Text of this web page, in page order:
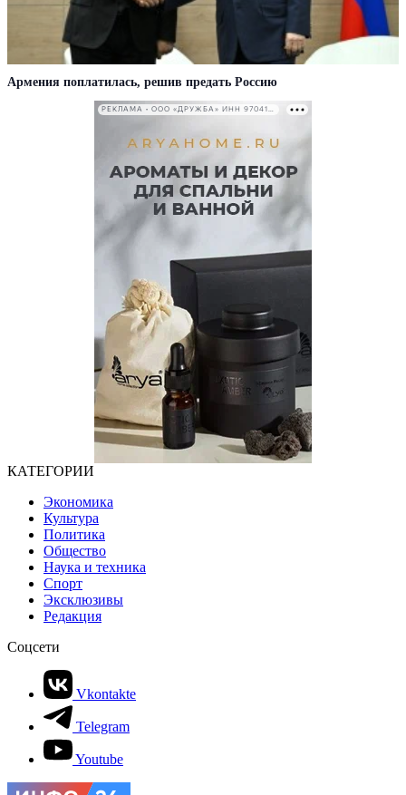
Армения поплатилась, решив предать Россию
РЕКЛАМА • ООО «ДРУЖБА» ИНН 9704146411
КАТЕГОРИИ
Экономика
Культура
Политика
Общество
Наука и техника
Спорт
Эксклюзивы
Редакция
Соцсети
Vkontakte
Telegram
Youtube